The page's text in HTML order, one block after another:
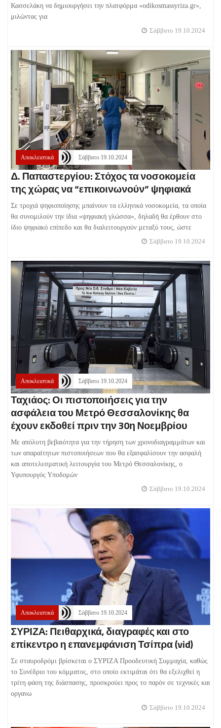
Κασσελάκη να δημιουργήσει την πλατφόρμα «odikosmassyriza.gr»,
μιλώντας για
Σάββατο 19.10.2024
Αποκλειστικά Σάββατο 19.10.2024
Δ. Παπαστεργίου: Στόχος τα νοσοκομεία
της χώρας να “επικοινωνούν” ψηφιακά
Σε τροχιά ψηφιοποίησης μπαίνουν τα ελληνικά νοσοκομεία, τα οποία
θα συνομιλούν την ίδια «ψηφιακή γλώσσα», δηλαδή θα έρθουν στο
ίδιο ψηφιακό επίπεδο και θα διαλειτουργούν μεταξύ τους, ώστε
Σάββατο 19.10.2024
Αποκλειστικά Σάββατο 19.10.2024
Ταχιάος: Οι πιστοποιήσεις για την
ασφάλεια του Μετρό Θεσσαλονίκης θα
έχουν εκδοθεί πριν την 30η Νοεμβρίου
Με απόλυτη βεβαιότητα για την τήρηση των χρονοδιαγραμμάτων και
των απαραίτητων πιστοποιήσεων που θα εξασφαλίσουν την ασφαλή
και αποτελεσματική λειτουργία του Μετρό Θεσσαλονίκης, ο
Υφυπουργός Υποδομών
Σάββατο 19.10.2024
Αποκλειστικά Σάββατο 19.10.2024
ΣΥΡΙΖΑ: Πειθαρχικά, διαγραφές και στο
επίκεντρο η επανεμφάνιση Τσίπρα (vid)
Σε σταυροδρόμι βρίσκεται ο ΣΥΡΙΖΑ Προοδευτική Συμμαχία, καθώς
το Συνέδριο του κόμματος, στο οποίο εκτιμάται ότι θα εξελιχθεί η
τρίτη φάση της διάσπασης, προσκρούει προς το παρόν σε τεχνικές και
οργανω
Σάββατο 19.10.2024